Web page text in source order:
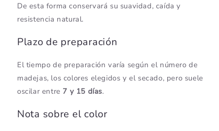
De esta forma conservará su suavidad, caída y
resistencia natural.
Plazo de preparación
El tiempo de preparación varía según el número de
madejas, los colores elegidos y el secado, pero suele
oscilar entre 7 y 15 días.
Nota sobre el color